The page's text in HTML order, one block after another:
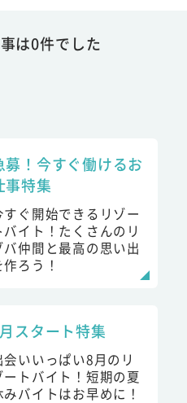
は0件でした
募！今すぐ働けるお
事特集
すぐ開始できるリゾー
バイト！たくさんのリ
バ仲間と最高の思い出
作ろう！
スタート特集
会いいっぱい8月のリ
ートバイト！短期の夏
みバイトはお早めに！